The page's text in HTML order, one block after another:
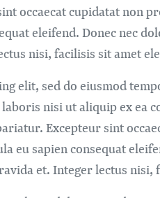
occaecat cupidatat non
eleifend. Donec nec
nisi, facilisis sit amet
elit, sed do eiusmod
nisi ut aliquip ex ea
Excepteur sint
eu sapien consequat
et. Integer lectus nisi,